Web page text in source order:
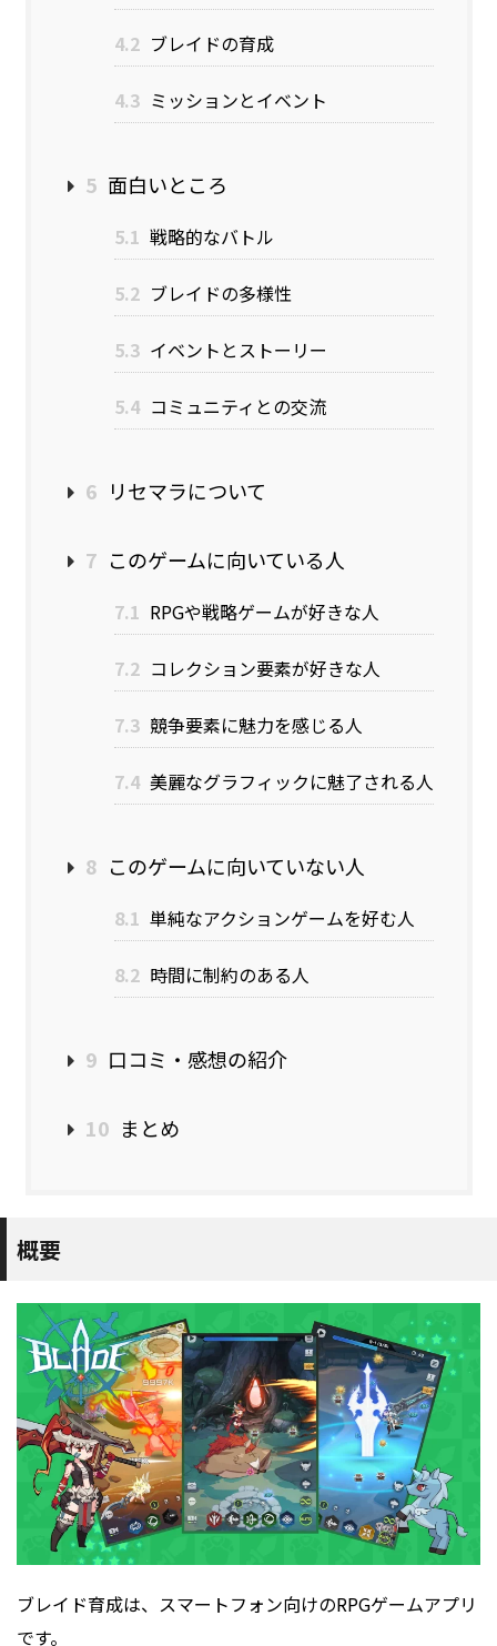
4.2 ブレイドの育成
4.3 ミッションとイベント
5 面白いところ
5.1 戦略的なバトル
5.2 ブレイドの多様性
5.3 イベントとストーリー
5.4 コミュニティとの交流
6 リセマラについて
7 このゲームに向いている人
7.1 RPGや戦略ゲームが好きな人
7.2 コレクション要素が好きな人
7.3 競争要素に魅力を感じる人
7.4 美麗なグラフィックに魅了される人
8 このゲームに向いていない人
8.1 単純なアクションゲームを好む人
8.2 時間に制約のある人
9 口コミ・感想の紹介
10 まとめ
概要
ブレイド育成は、スマートフォン向けのRPGゲームアプリ
です。